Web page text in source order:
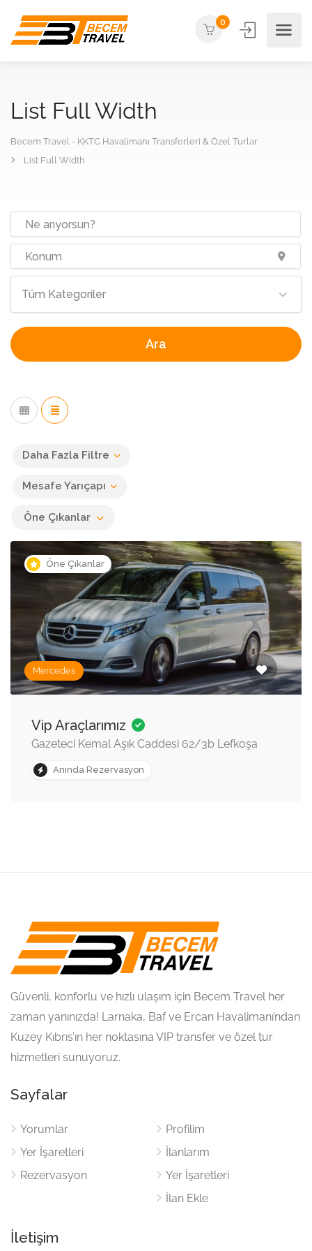
0
List Full Width
Becem Travel - KKTC Havalimanı Transferleri & Özel Turlar
List Full Width
Tüm Kategoriler
Ara
Daha Fazla Filtre
Mesafe Yarıçapı
Öne Çıkanlar
Öne Çıkanlar
Mercedes
Vip Araçlarımız
Gazeteci Kemal Aşık Caddesi 62/3b Lefkoşa
Anında Rezervasyon
Güvenli, konforlu ve hızlı ulaşım için Becem Travel her
zaman yanınızda! Larnaka, Baf ve Ercan Havalimanı’ndan
Kuzey Kıbrıs’ın her noktasına VIP transfer ve özel tur
hizmetleri sunuyoruz.
Sayfalar
Yorumlar
Yer İşaretleri
Rezervasyon
Profilim
İlanlarım
Yer İşaretleri
İlan Ekle
İletişim